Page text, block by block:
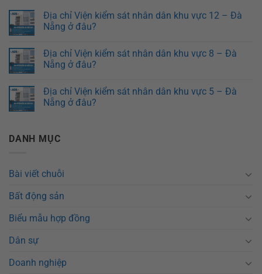
Địa chỉ Viện kiểm sát nhân dân khu vực 12 – Đà
Nẵng ở đâu?
Địa chỉ Viện kiểm sát nhân dân khu vực 8 – Đà
Nẵng ở đâu?
Địa chỉ Viện kiểm sát nhân dân khu vực 5 – Đà
Nẵng ở đâu?
DANH MỤC
Bài viết chuỗi
Bất động sản
Biểu mẫu hợp đồng
Dân sự
Doanh nghiệp